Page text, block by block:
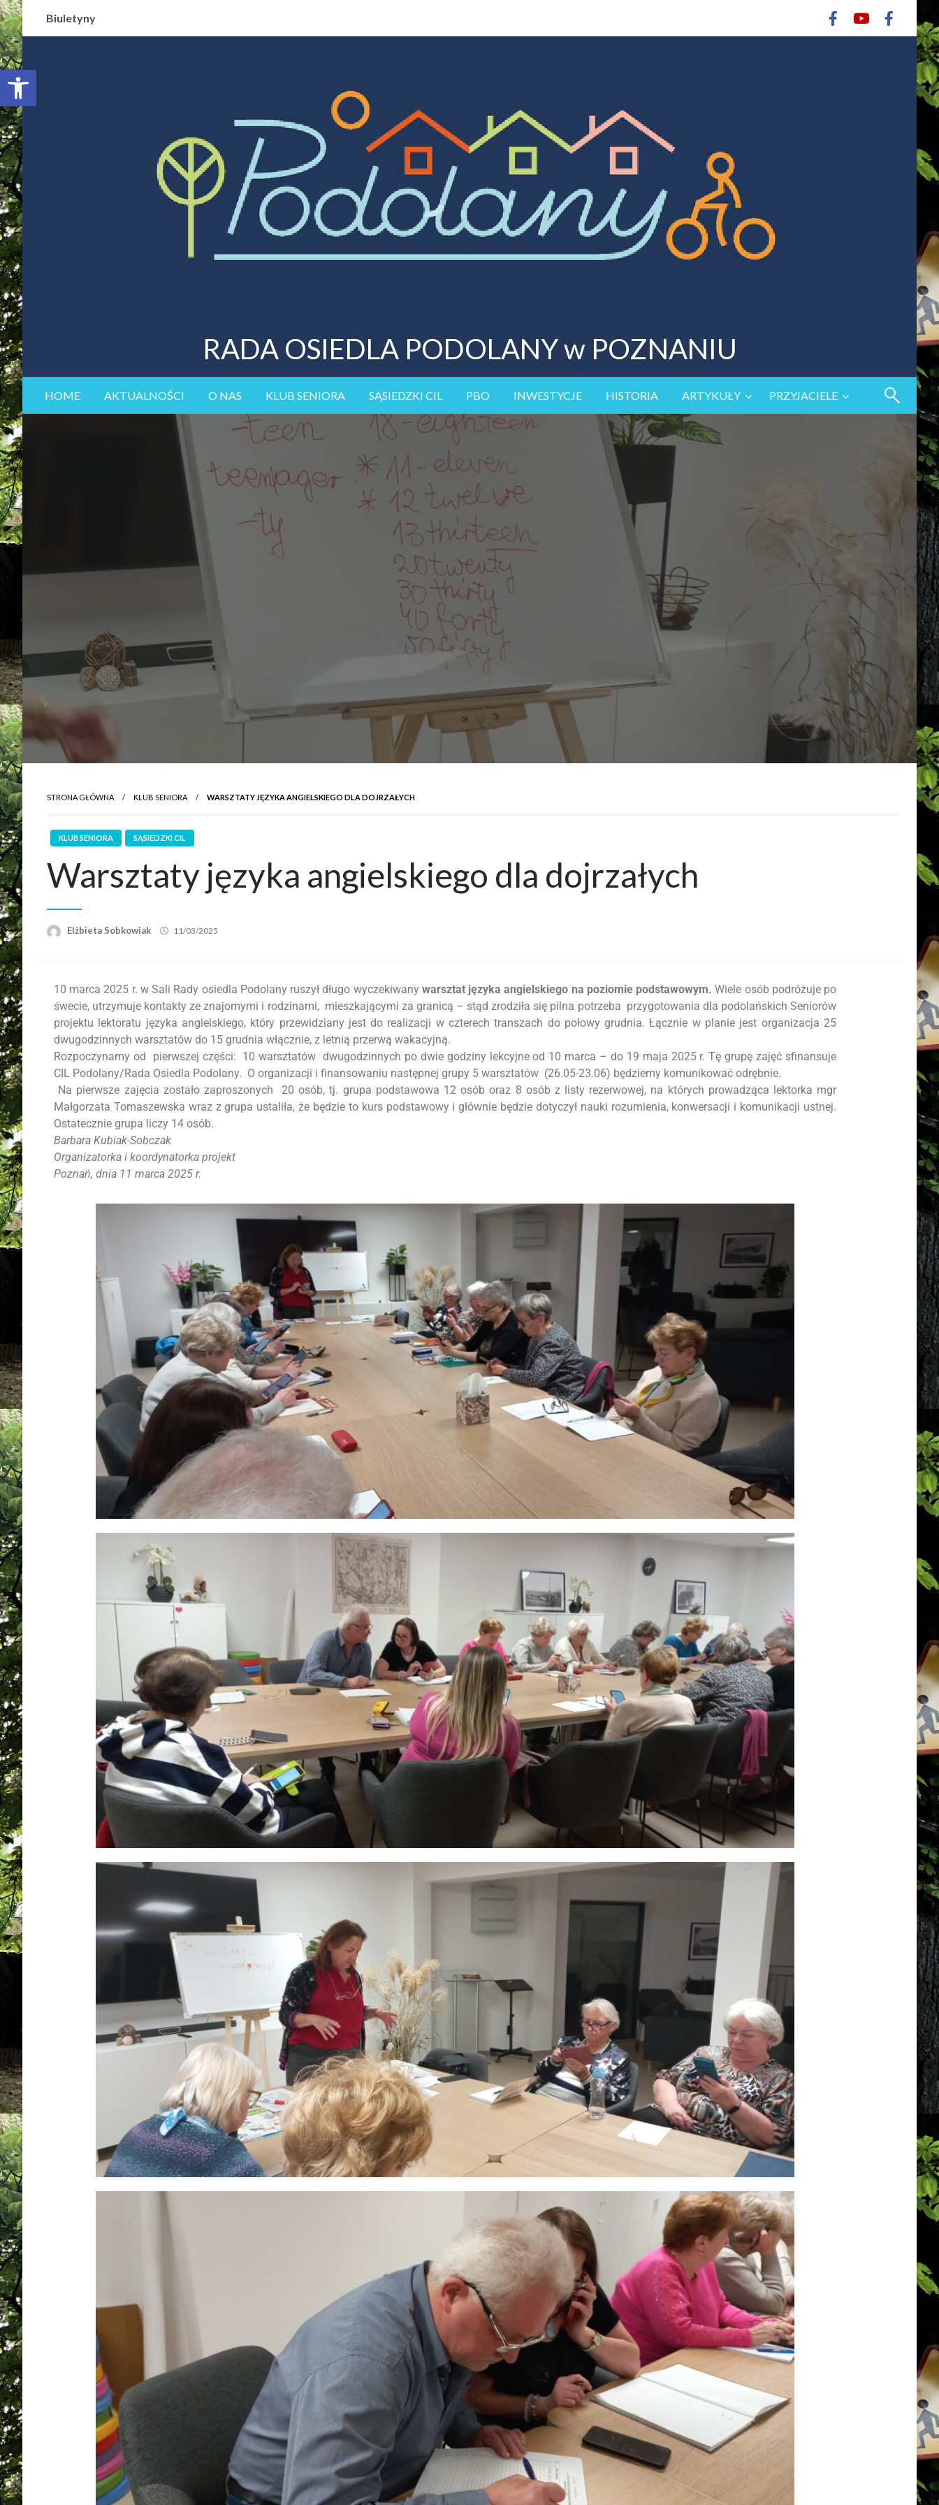
Otwórz pasek narzędzi
Biuletyny
RADA OSIEDLA PODOLANY w POZNANIU
HOME AKTUALNOŚCI O NAS KLUB SENIORA SĄSIEDZKI CIL PBO INWESTYCJE HISTORIA ARTYKUŁY PRZYJACIELE
STRONA GŁÓWNA KLUB SENIORA WARSZTATY JĘZYKA ANGIELSKIEGO DLA DOJRZAŁYCH
KLUB SENIORA SĄSIEDZKI CIL
Warsztaty języka angielskiego dla dojrzałych
Elżbieta Sobkowiak 11/03/2025
10 marca 2025 r. w Sali Rady osiedla Podolany ruszył długo wyczekiwany warsztat języka angielskiego na poziomie podstawowym. Wiele osób podróżuje po
śwecie, utrzymuje kontakty ze znajomymi i rodzinami, mieszkającymi za granicą – stąd zrodziła się pilna potrzeba przygotowania dla podolańskich Seniorów
projektu lektoratu języka angielskiego, który przewidziany jest do realizacji w czterech transzach do połowy grudnia. Łącznie w planie jest organizacja 25
dwugodzinnych warsztatów do 15 grudnia włącznie, z letnią przerwą wakacyjną.
Rozpoczynamy od pierwszej części: 10 warsztatów dwugodzinnych po dwie godziny lekcyjne od 10 marca – do 19 maja 2025 r. Tę grupę zajęć sfinansuje
CIL Podolany/Rada Osiedla Podolany. O organizacji i finansowaniu następnej grupy 5 warsztatów (26.05-23.06) będziemy komunikować odrębnie.
Na pierwsze zajęcia zostało zaproszonych 20 osób, tj. grupa podstawowa 12 osób oraz 8 osób z listy rezerwowej, na których prowadząca lektorka mgr
Małgorzata Tomaszewska wraz z grupa ustaliła, że będzie to kurs podstawowy i głównie będzie dotyczył nauki rozumienia, konwersacji i komunikacji ustnej.
Ostatecznie grupa liczy 14 osób.
Barbara Kubiak-Sobczak
Organizatorka i koordynatorka projekt
Poznań, dnia 11 marca 2025 r.